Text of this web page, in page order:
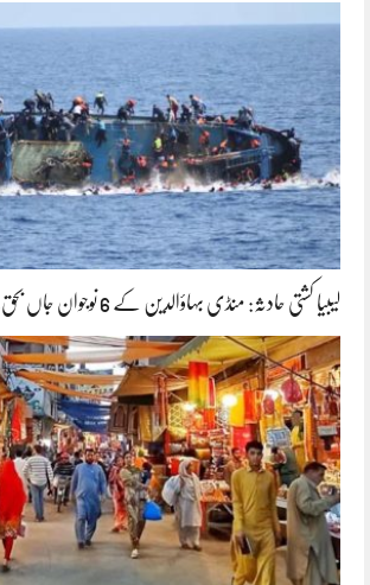
لیبیا کشتی حادثہ: منڈی بہاؤالدین کے 6 نوجوان جاں بحق، گھروں میں کہرام